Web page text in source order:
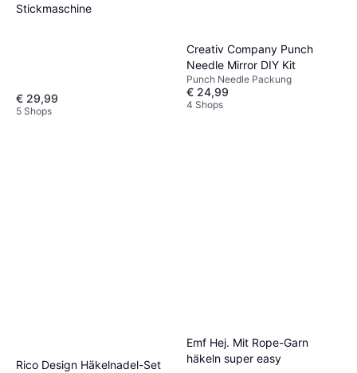
Stickmaschine
€ 29,99
5 Shops
Creativ Company Punch
Needle Mirror DIY Kit
Punch Needle Packung
€ 24,99
4 Shops
Rico Design Häkelnadel-Set
Emf Hej. Mit Rope-Garn
häkeln super easy